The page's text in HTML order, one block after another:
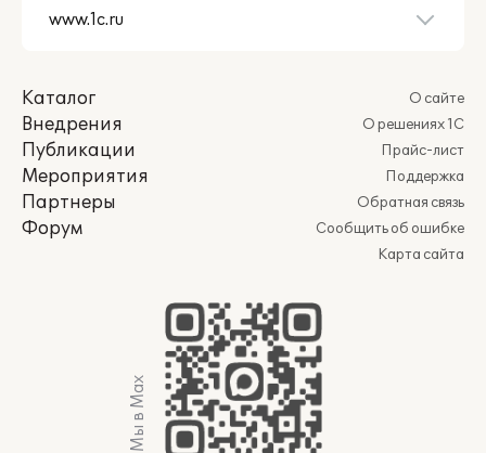
Каталог
Внедрения
Публикации
Мероприятия
Партнеры
Форум
О сайте
О решениях 1С
Прайс-лист
Поддержка
Обратная связь
Сообщить об ошибке
Карта сайта
Мы в Max